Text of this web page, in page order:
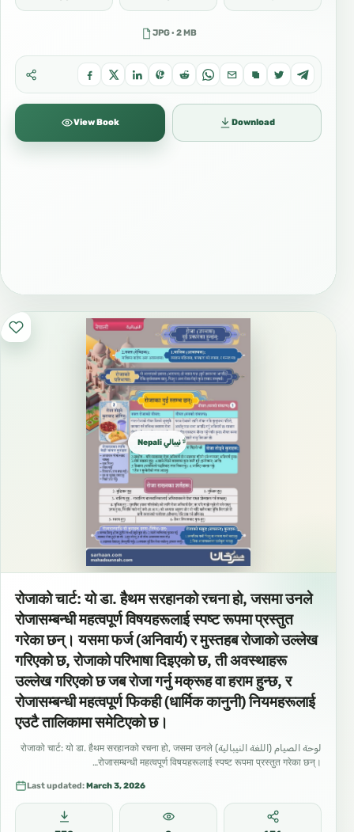
JPG · 2 MB
View Book Download
Nepali نيبالي नेपाली
रोजाको चार्ट: यो डा. हैथम सरहानको रचना हो, जसमा उनले
रोजासम्बन्धी महत्वपूर्ण विषयहरूलाई स्पष्ट रूपमा प्रस्तुत
गरेका छन्। यसमा फर्ज (अनिवार्य) र मुस्तहब रोजाको उल्लेख
गरिएको छ, रोजाको परिभाषा दिइएको छ, ती अवस्थाहरू
उल्लेख गरिएको छ जब रोजा गर्नु मक्रूह वा हराम हुन्छ, र
रोजासम्बन्धी महत्वपूर्ण फिकही (धार्मिक कानुनी) नियमहरूलाई
एउटै तालिकामा समेटिएको छ।
لوحة الصيام (اللغة النيبالية) रोजाको चार्ट: यो डा. हैथम सरहानको रचना हो, जसमा उनले
रोजासम्बन्धी महत्वपूर्ण विषयहरूलाई स्पष्ट रूपमा प्रस्तुत गरेका छन्।…
Last updated:March 3, 2026